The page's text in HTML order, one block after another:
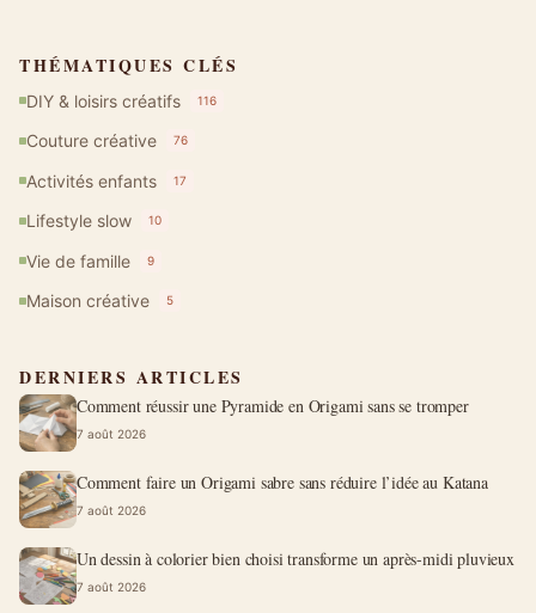
THÉMATIQUES CLÉS
DIY & loisirs créatifs 116
Couture créative 76
Activités enfants 17
Lifestyle slow 10
Vie de famille 9
Maison créative 5
DERNIERS ARTICLES
Comment réussir une Pyramide en Origami sans se tromper
7 août 2026
Comment faire un Origami sabre sans réduire l’idée au Katana
7 août 2026
Un dessin à colorier bien choisi transforme un après-midi pluvieux
7 août 2026